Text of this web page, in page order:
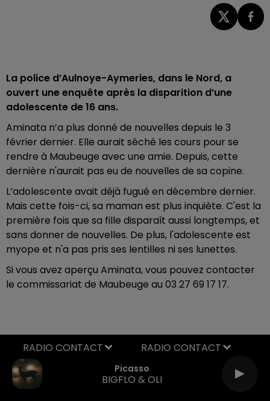
La police d’Aulnoye-Aymeries, dans le Nord, a
ouvert une enquête après la disparition d’une
adolescente de 16 ans.
Aminata n’a plus donné de nouvelles depuis le 3
février dernier. Elle aurait séché les cours pour se
rendre à Maubeuge avec une amie. Depuis, cette
dernière n'aurait pas eu de nouvelles de sa copine.
L’adolescente avait déjà fugué en décembre dernier.
Mais cette fois-ci, sa maman est plus inquiète. C'est la
première fois que sa fille disparaît aussi longtemps, et
sans donner de nouvelles. De plus, l'adolescente est
myope et n'a pas pris ses lentilles ni ses lunettes.
Si vous avez aperçu Aminata, vous pouvez contacter
le commissariat de Maubeuge au 03 27 69 17 17.
Picasso
BIGFLO & OLI
RADIO CONTACT